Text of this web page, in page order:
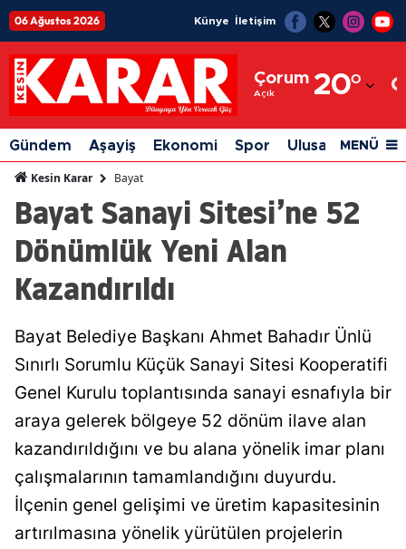
06 Ağustos 2026 Künye İletişim
Çorum
Açık 20°
Adıyaman
Afyonkarahisar
Ağrı
Amasya
Balıkesir
Bilecik
Bitlis
Bolu
Gündem Aşayiş Ekonomi Spor Ulusal Siyaset
MENÜ
Kesin Karar Bayat
Bayat Sanayi Sitesi’ne 52
Dönümlük Yeni Alan
Kazandırıldı
Bayat Belediye Başkanı Ahmet Bahadır Ünlü
Sınırlı Sorumlu Küçük Sanayi Sitesi Kooperatifi
Genel Kurulu toplantısında sanayi esnafıyla bir
araya gelerek bölgeye 52 dönüm ilave alan
kazandırıldığını ve bu alana yönelik imar planı
çalışmalarının tamamlandığını duyurdu.
İlçenin genel gelişimi ve üretim kapasitesinin
artırılmasına yönelik yürütülen projelerin